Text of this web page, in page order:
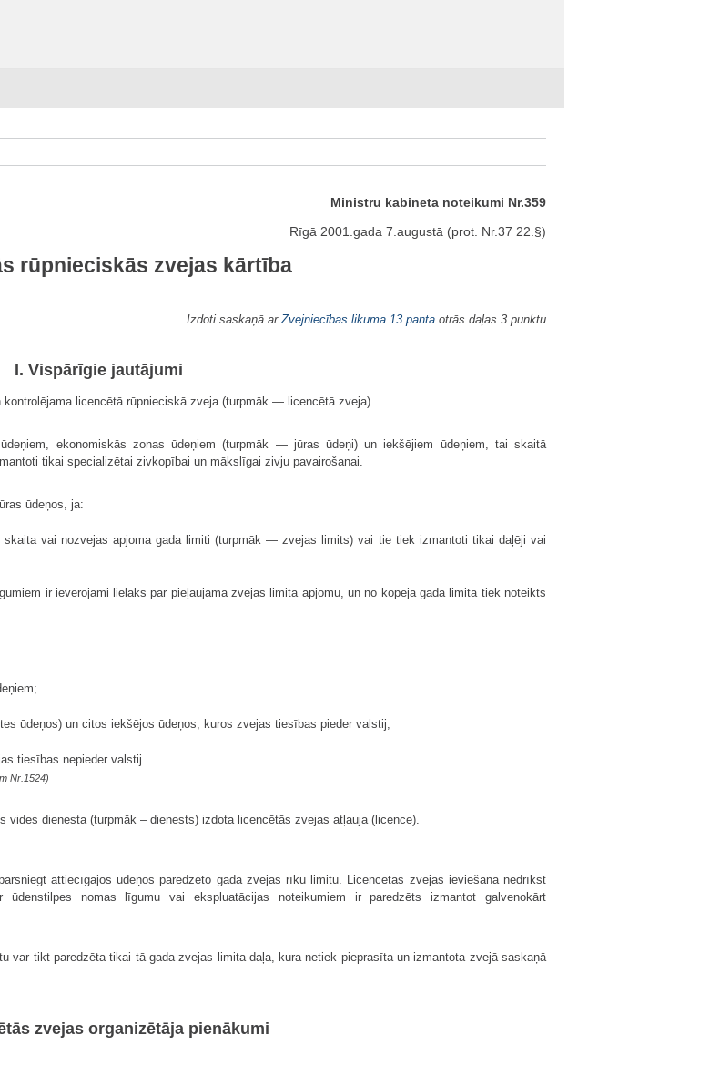
Ministru kabineta noteikumi Nr.359
Rīgā 2001.gada 7.augustā (prot. Nr.37 22.§)
rūpnieciskās zvejas kārtība
Izdoti saskaņā ar Zvejniecības likuma 13.panta otrās daļas 3.punktu
I. Vispārīgie jautājumi
licencētā rūpnieciskā zveja (turpmāk — licencētā zveja).
ekonomiskās zonas ūdeņiem (turpmāk — jūras ūdeņi) un iekšējiem ūdeņiem, tai skaitā
tikai specializētai zivkopībai un mākslīgai zivju pavairošanai.
ūdeņos, ja:
vai nozvejas apjoma gada limiti (turpmāk — zvejas limits) vai tie tiek izmantoti tikai daļēji vai
ir ievērojami lielāks par pieļaujamā zvejas limita apjomu, un no kopējā gada limita tiek noteikts
ūdeņos) un citos iekšējos ūdeņos, kuros zvejas tiesības pieder valstij;
tiesības nepieder valstij.
Nr.1524)
dienesta (turpmāk – dienests) izdota licencētās zvejas atļauja (licence).
attiecīgajos ūdeņos paredzēto gada zvejas rīku limitu. Licencētās zvejas ieviešana nedrīkst
nomas līgumu vai ekspluatācijas noteikumiem ir paredzēts izmantot galvenokārt
var tikt paredzēta tikai tā gada zvejas limita daļa, kura netiek pieprasīta un izmantota zvejā saskaņā
zvejas organizētāja pienākumi